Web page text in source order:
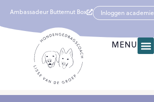
Ambassadeur Butternut Box Inloggen academie
MENU